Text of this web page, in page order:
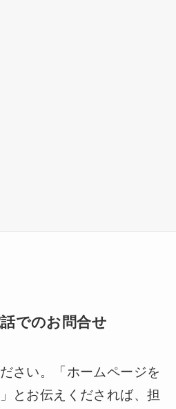
でのお問合せ
さい。「ホームページを
とお伝えくだされば、担